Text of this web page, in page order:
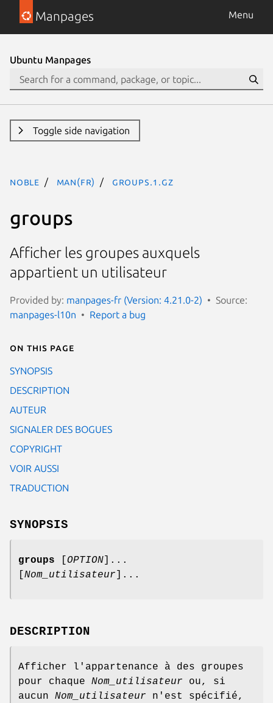
Manpages Menu
Ubuntu Manpages
Toggle side navigation
noble man(fr) groups.1.gz
groups
Afficher les groupes auxquels
appartient un utilisateur
Provided by: manpages-fr (Version: 4.21.0-2)
Source:
manpages-l10n
Report a bug
On this page
SYNOPSIS
DESCRIPTION
AUTEUR
SIGNALER DES BOGUES
COPYRIGHT
VOIR AUSSI
TRADUCTION
SYNOPSIS
groups OPTION ]...
Nom_utilisateur ]...
DESCRIPTION
Afficher l'appartenance à des groupes
pour chaque Nom_utilisateur ou, si
aucun Nom_utilisateur n'est spécifié,